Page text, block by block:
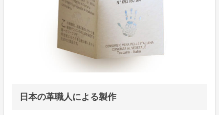
日本の革職人による製作